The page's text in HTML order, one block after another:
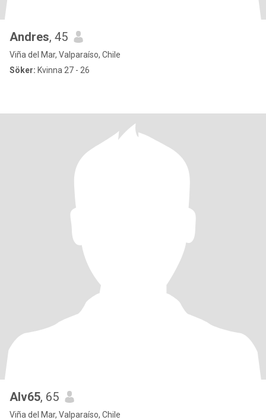
Andres, 45
Viña del Mar, Valparaíso, Chile
Söker: Kvinna 27 - 26
Alv65, 65
Viña del Mar, Valparaíso, Chile